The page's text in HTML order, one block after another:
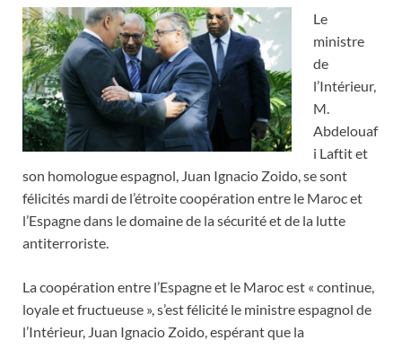
Le
ministre
de
l’Intérieur,
M.
Abdelouaf
i Laftit et
son homologue espagnol, Juan Ignacio Zoido, se sont
félicités mardi de l’étroite coopération entre le Maroc et
l’Espagne dans le domaine de la sécurité et de la lutte
antiterroriste.
La coopération entre l’Espagne et le Maroc est « continue,
loyale et fructueuse », s’est félicité le ministre espagnol de
l’Intérieur, Juan Ignacio Zoido, espérant que la